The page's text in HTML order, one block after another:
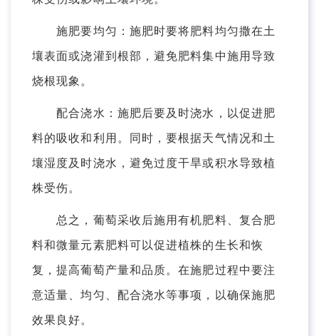
施肥要均匀：施肥时要将肥料均匀撒在土
壤表面或浇灌到根部，避免肥料集中施用导致
烧根现象。
配合浇水：施肥后要及时浇水，以促进肥
料的吸收和利用。同时，要根据天气情况和土
壤湿度及时浇水，避免过度干旱或积水导致植
株受伤。
总之，葡萄采收后施用有机肥料、复合肥
料和微量元素肥料可以促进植株的生长和恢
复，提高葡萄产量和品质。在施肥过程中要注
意适量、均匀、配合浇水等事项，以确保施肥
效果良好。